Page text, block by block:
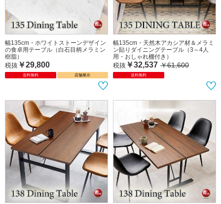
幅135cm・ホワイトストーンデザイン
の食卓用テーブル（白石目柄メラミン
樹脂）
税抜 ￥29,800
送料無料 店舗展示
幅135cm・天然木アカシア材＆メラミ
ン貼りダイニングテーブル（3～4人
用・おしゃれ棚付き）
税抜 ￥32,537 ￥61,600
送料無料